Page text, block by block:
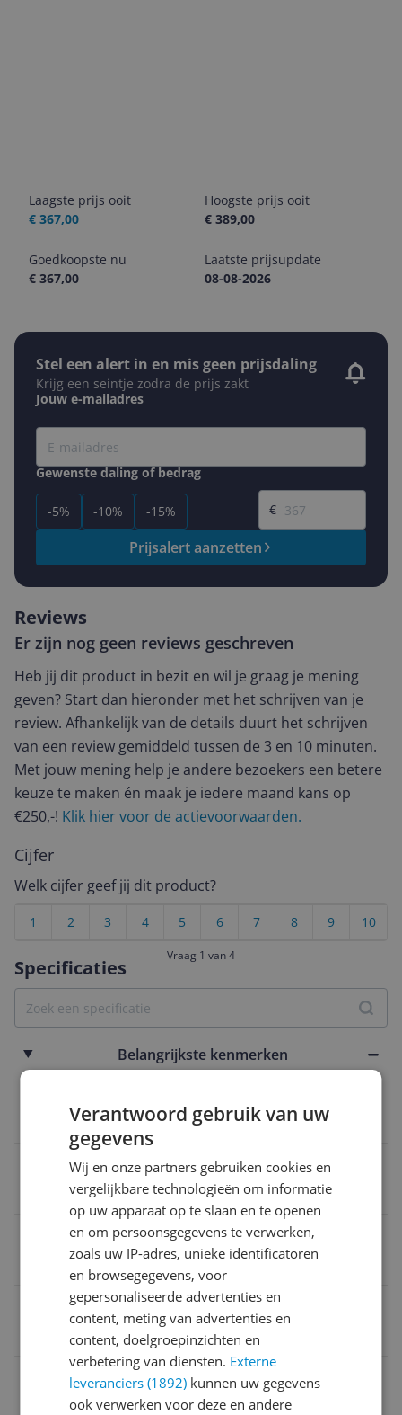
Laagste prijs ooit
€ 367,00
Hoogste prijs ooit
€ 389,00
Goedkoopste nu
€ 367,00
Laatste prijsupdate
08-08-2026
Stel een alert in en mis geen prijsdaling
Krijg een seintje zodra de prijs zakt
Jouw e-mailadres
Gewenste daling of bedrag
-5% -10% -15%
Gewenste prijs
€
Prijsalert aanzetten
Specificaties
Belangrijkste kenmerken
Thermostaat
Model vriezer
Vrieskasten
Energieklasse 2021
Breedte
Hoogte
Reviews
Er zijn nog geen reviews geschreven
Heb jij dit product in bezit en wil je graag je mening
geven? Start dan hieronder met het schrijven van je
review. Afhankelijk van de details duurt het schrijven
van een review gemiddeld tussen de 3 en 10 minuten.
Met jouw mening help je andere bezoekers een betere
keuze te maken én maak je iedere maand kans op
€250,-! Klik hier voor de actievoorwaarden.
Cijfer
Welk cijfer geef jij dit product?
10
9
8
7
6
5
4
3
2
1
Vraag 1 van 4
Verantwoord gebruik van uw
gegevens
Wij en onze partners gebruiken cookies en
vergelijkbare technologieën om informatie
op uw apparaat op te slaan en te openen
en om persoonsgegevens te verwerken,
zoals uw IP-adres, unieke identificatoren
en browsegegevens, voor
gepersonaliseerde advertenties en
content, meting van advertenties en
content, doelgroepinzichten en
verbetering van diensten. Externe
leveranciers (1892) kunnen uw gegevens
ook verwerken voor deze en andere